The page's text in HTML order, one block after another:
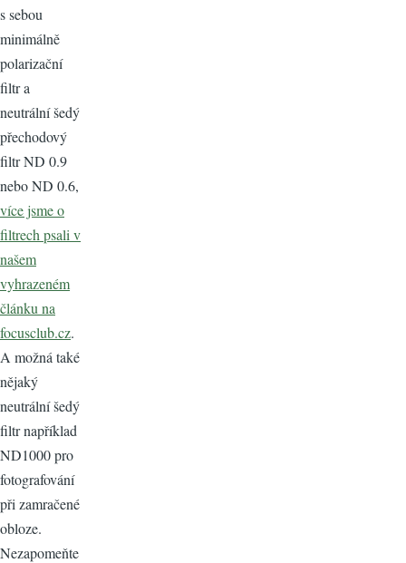
s sebou
minimálně
polarizační
filtr a
neutrální šedý
přechodový
filtr ND 0.9
nebo ND 0.6,
více jsme o
filtrech psali v
našem
vyhrazeném
článku na
focusclub.cz.
A možná také
nějaký
neutrální šedý
filtr například
ND1000 pro
fotografování
při zamračené
obloze.
Nezapomeňte